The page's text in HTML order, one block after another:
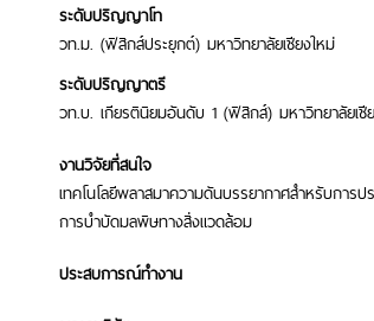
ระดับปริญญาโท
วท.ม. (ฟิสิกส์ประยุกต์) มหาวิทยาลัยเชียงใหม่
ระดับปริญญาตรี
วท.บ. เกียรตินิยมอันดับ 1 (ฟิสิกส์) มหาวิทยาลัยเชี
งานวิจัยที่สนใจ
เทคโนโลยีพลาสมาความดันบรรยากาศสำหรับการ
การบำบัดมลพิษทางสิ่งแวดล้อม
ประสบการณ์ทำงาน